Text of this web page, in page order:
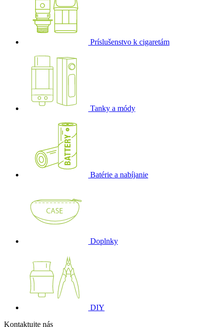
Príslušenstvo k cigaretám
Tanky a módy
Batérie a nabíjanie
Doplnky
DIY
Kontaktujte nás